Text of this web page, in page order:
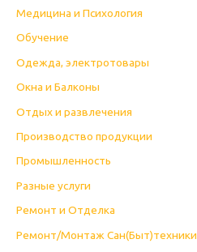
Медицина и Психология
Обучение
Одежда, электротовары
Окна и Балконы
Отдых и развлечения
Производство продукции
Промышленность
Разные услуги
Ремонт и Отделка
Ремонт/Монтаж Сан(Быт)техники